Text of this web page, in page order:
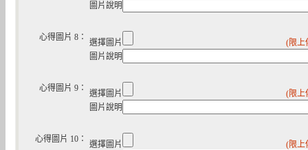
圖片說明
心得圖片 8：
選擇圖片
(限上
圖片說明
心得圖片 9：
選擇圖片
(限上
圖片說明
心得圖片 10：
選擇圖片
(限上